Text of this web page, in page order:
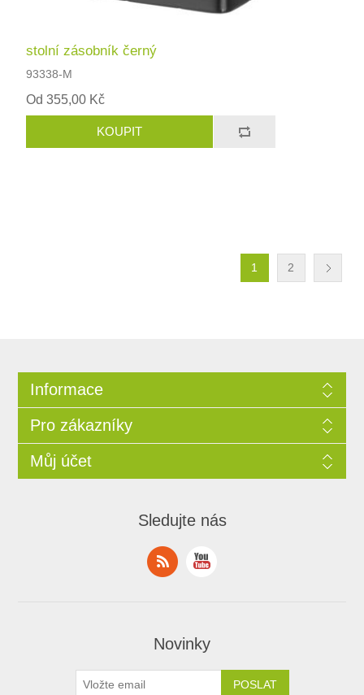
stolní zásobník černý
93338-M
Od 355,00 Kč
1 2
Informace
Pro zákazníky
Můj účet
Sledujte nás
Novinky